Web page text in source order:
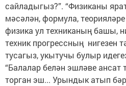
сайладыгыз?”. “Физиканы
мәсәлән, формула,
физика ул техниканың башы,
техник прогрессның нигезен
тусагыз, укытучы булыр
“Балалар белән эшләве ансат
торган эш... Урындык атып